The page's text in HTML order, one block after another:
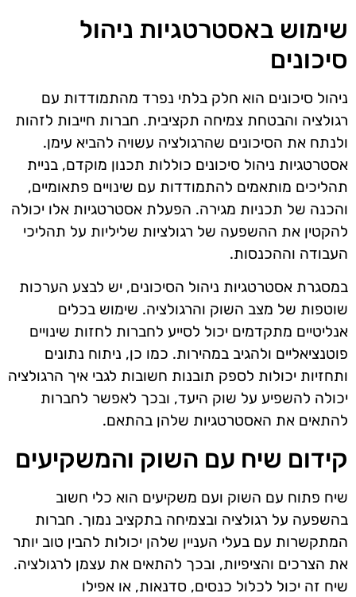
שימוש באסטרטגיות ניהול
סיכונים
ניהול סיכונים הוא חלק בלתי נפרד מהתמודדות עם
רגולציה והבטחת צמיחה תקציבית. חברות חייבות לזהות
ולנתח את הסיכונים שהרגולציה עשויה להביא עימן.
אסטרטגיות ניהול סיכונים כוללות תכנון מוקדם, בניית
תהליכים מותאמים להתמודדות עם שינויים פתאומיים,
והכנה של תכניות מגירה. הפעלת אסטרטגיות אלו יכולה
להקטין את ההשפעה של רגולציות שליליות על תהליכי
העבודה וההכנסות.
במסגרת אסטרטגיות ניהול הסיכונים, יש לבצע הערכות
שוטפות של מצב השוק והרגולציה. שימוש בכלים
אנליטיים מתקדמים יכול לסייע לחברות לחזות שינויים
פוטנציאליים ולהגיב במהירות. כמו כן, ניתוח נתונים
ותחזיות יכולות לספק תובנות חשובות לגבי איך הרגולציה
יכולה להשפיע על שוק היעד, ובכך לאפשר לחברות
להתאים את האסטרטגיות שלהן בהתאם.
קידום שיח עם השוק והמשקיעים
שיח פתוח עם השוק ועם משקיעים הוא כלי חשוב
בהשפעה על רגולציה ובצמיחה בתקציב נמוך. חברות
המתקשרות עם בעלי העניין שלהן יכולות להבין טוב יותר
את הצרכים והציפיות, ובכך להתאים את עצמן לרגולציה.
שיח זה יכול לכלול כנסים, סדנאות, או אפילו